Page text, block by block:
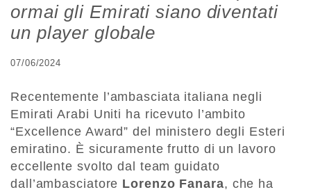
ormai gli Emirati siano diventati
un player globale
07/06/2024
Recentemente l’ambasciata italiana negli
Emirati Arabi Uniti ha ricevuto l’ambito
“Excellence Award” del ministero degli Esteri
emiratino. È sicuramente frutto di un lavoro
eccellente svolto dal team guidato
dall’ambasciatore Lorenzo Fanara, che ha